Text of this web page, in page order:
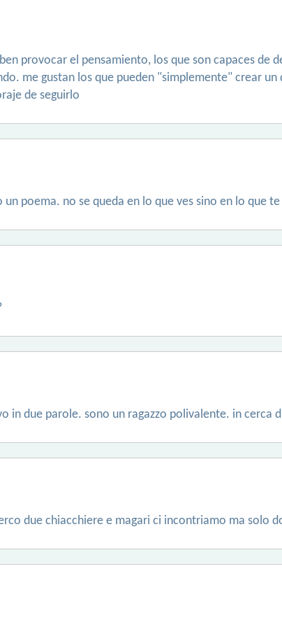
provocar el pensamiento, los que son capaces
me gustan los que pueden "simplemente" crear
de seguirlo
un poema. no se queda en lo que ves sino en lo que
in due parole. sono un ragazzo polivalente. in cerca
due chiacchiere e magari ci incontriamo ma solo